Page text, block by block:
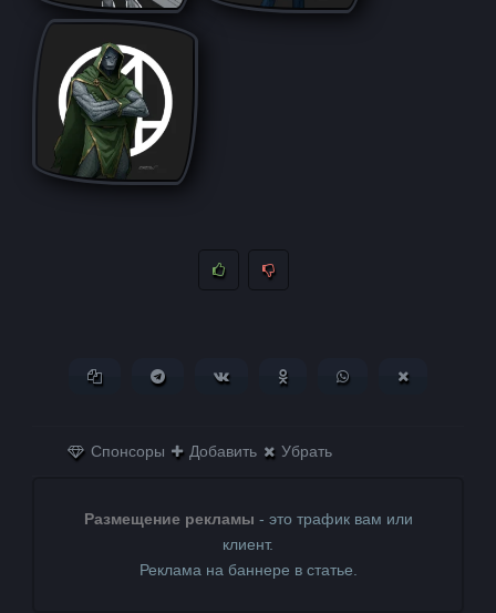
Копировать ссылкуПоделиться в Telegram
Поделиться ВКонтактеПоделиться в
Поделиться в
Спонсоры Добавить Убрать
Размещение рекламы - это трафик вам или
клиент.
Реклама на баннере в статье.